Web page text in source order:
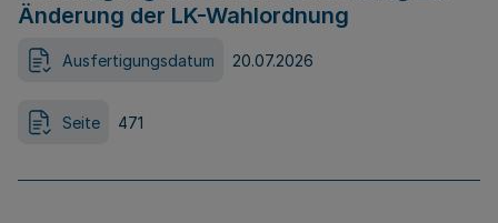
Änderung der LK-Wahlordnung
Ausfertigungsdatum 20.07.2026
Seite 471